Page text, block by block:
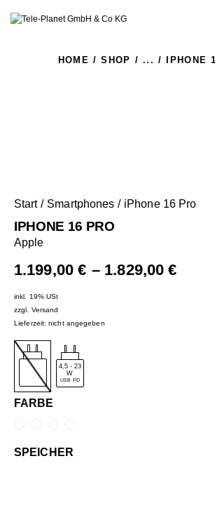
HOME SHOP ... IPHONE
Start Smartphones iPhone 16 Pro
IPHONE 16 PRO
Apple
1.199,00 € – 1.829,00€
inkl. 19% USt
zzgl. Versand
Lieferzeit: nicht angegeben
4,5-23
W
USB PD
FARBE
SPEICHER